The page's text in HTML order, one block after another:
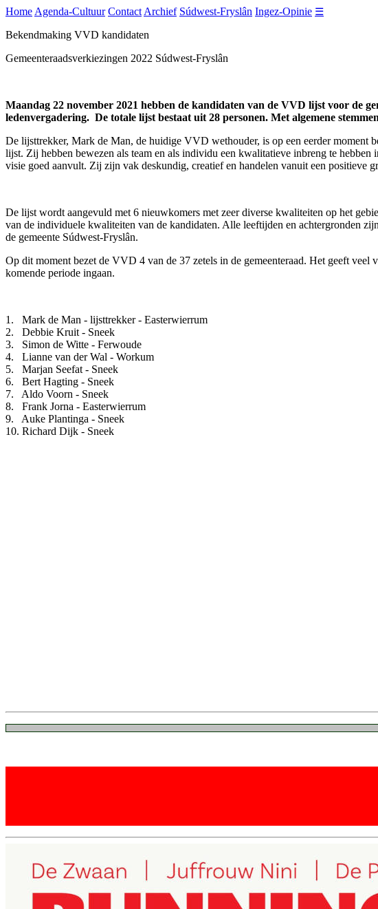
Home Agenda-Cultuur Contact Archief Súdwest-Fryslân Ingez-Opinie ☰
Bekendmaking VVD kandidaten
Gemeenteraadsverkiezingen 2022 Súdwest-Fryslân
Maandag 22 november 2021 hebben de kandidaten van de VVD lijst voor de
ledenvergadering. De totale lijst bestaat uit 28 personen. Met algemene
De lijsttrekker, Mark de Man, de huidige VVD wethouder, is op een eerder moment
lijst. Zij hebben bewezen als team en als individu een kwalitatieve inbreng te
visie goed aanvult. Zij zijn vak deskundig, creatief en handelen vanuit een positieve
De lijst wordt aangevuld met 6 nieuwkomers met zeer diverse kwaliteiten op het
van de individuele kwaliteiten van de kandidaten. Alle leeftijden en achtergronden
de gemeente Súdwest-Fryslân.
Op dit moment bezet de VVD 4 van de 37 zetels in de gemeenteraad. Het geeft
komende periode ingaan.
1. Mark de Man - lijsttrekker - Easterwierrum
2. Debbie Kruit - Sneek
3. Simon de Witte - Ferwoude
4. Lianne van der Wal - Workum
5. Marjan Seefat - Sneek
6. Bert Hagting - Sneek
7. Aldo Voorn - Sneek
8. Frank Jorna - Easterwierrum
9. Auke Plantinga - Sneek
10. Richard Dijk - Sneek